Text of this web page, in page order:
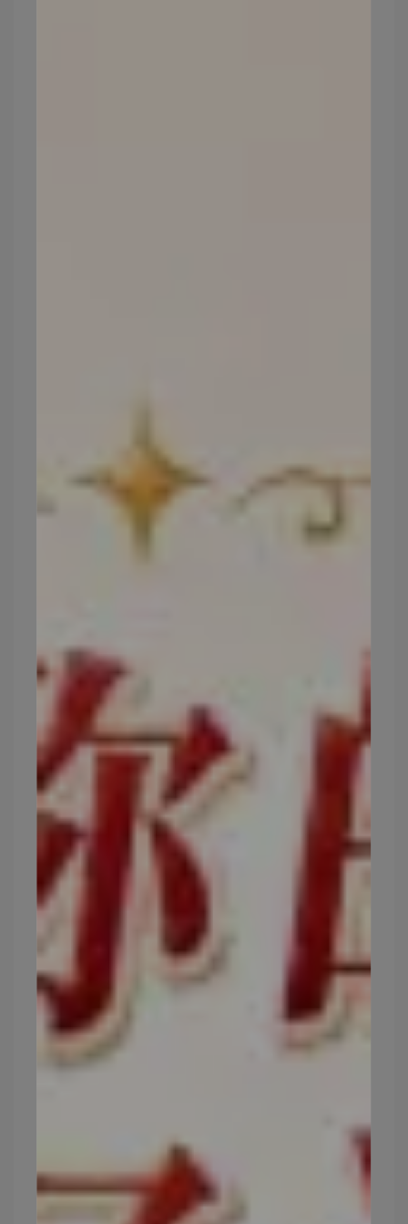
燥、脫皮現象；高於30%則會有黏膩感。
玻尿酸作用如同濕度調節器，幫助水份維持在25～
玻尿酸可以藉由塗、口服、施打來補充，
飲食補充！！
僅能提供最外層的保濕，玻尿酸的保養品，
分⼦⼤不太好吸收，效果快速但持續時間短
暫，但優點是可以加強保濕局部部位。
✔️注射： 玻尿酸可以直接快速獲取，
分凹陷處
，如法令紋、淚溝等。只要十分鐘，凹陷
處就會馬上補起來，立即變的更美麗。
玻尿酸保溼效果很好，若過於乾燥，打入玻尿酸可
以讓保水度更佳，觸感更水嫩，化妝也更服貼。施
每過⼀段時間就得施打⼀次。
✔️口服：
口服補充玻尿酸的健康⾷品是以保養為⽬
的，
著重於由內而外的保濕提升 、調整體質。
⼝服玻尿酸就可以直接被吸收，它可以補充任何缺
⽔的區域，使其恢復活⼒⽽達到全⾝的保濕。
不敢做醫美或是預算沒這麼多，根據研究長時間食
用口服玻尿酸也有很棒的效果！！！